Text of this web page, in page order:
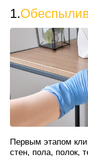
1.
Первым этапом
стен, пола, полок,